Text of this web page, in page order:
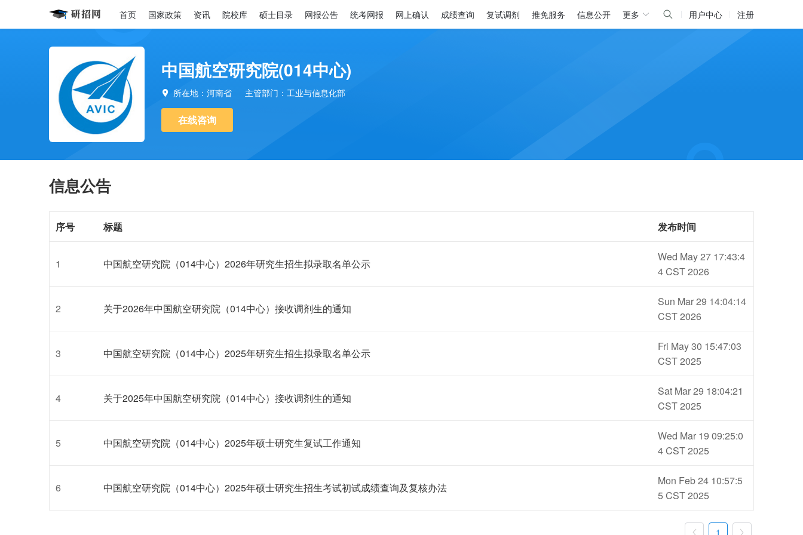
首页 国家政策 资讯 院校库 硕士目录 网报公告 统考网报 网上确认 成绩查询 复试调剂 推免服务 信息公开 更多 用户中心 注册
中国航空研究院(014中心)
 所在地：河南省 主管部门：工业与信息化部
在线咨询
信息公告
序号 标题 发布时间
1 中国航空研究院（014中心）2026年研究生招生拟录取名单公示
Wed May 27 17:43:4
4 CST 2026
2 关于2026年中国航空研究院（014中心）接收调剂生的通知
Sun Mar 29 14:04:14
CST 2026
3 中国航空研究院（014中心）2025年研究生招生拟录取名单公示
Fri May 30 15:47:03
CST 2025
4 关于2025年中国航空研究院（014中心）接收调剂生的通知
Sat Mar 29 18:04:21
CST 2025
5 中国航空研究院（014中心）2025年硕士研究生复试工作通知
Wed Mar 19 09:25:0
4 CST 2025
6 中国航空研究院（014中心）2025年硕士研究生招生考试初试成绩查询及复核办法
Mon Feb 24 10:57:5
5 CST 2025
 1 